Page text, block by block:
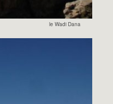
le Wadi Dana